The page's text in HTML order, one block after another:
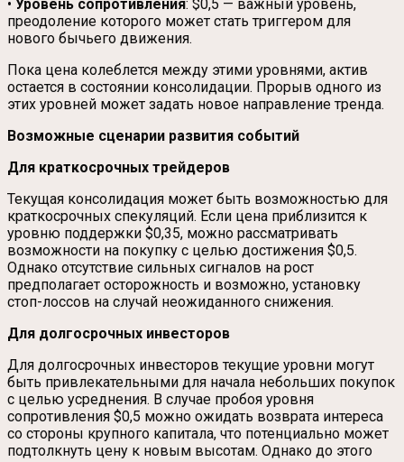
• Уровень сопротивления: $0,5 — важный уровень,
преодоление которого может стать триггером для
нового бычьего движения.
Пока цена колеблется между этими уровнями, актив
остается в состоянии консолидации. Прорыв одного из
этих уровней может задать новое направление тренда.
Возможные сценарии развития событий
Для краткосрочных трейдеров
Текущая консолидация может быть возможностью для
краткосрочных спекуляций. Если цена приблизится к
уровню поддержки $0,35, можно рассматривать
возможности на покупку с целью достижения $0,5.
Однако отсутствие сильных сигналов на рост
предполагает осторожность и возможно, установку
стоп-лоссов на случай неожиданного снижения.
Для долгосрочных инвесторов
Для долгосрочных инвесторов текущие уровни могут
быть привлекательными для начала небольших покупок
с целью усреднения. В случае пробоя уровня
сопротивления $0,5 можно ожидать возврата интереса
со стороны крупного капитала, что потенциально может
подтолкнуть цену к новым высотам. Однако до этого